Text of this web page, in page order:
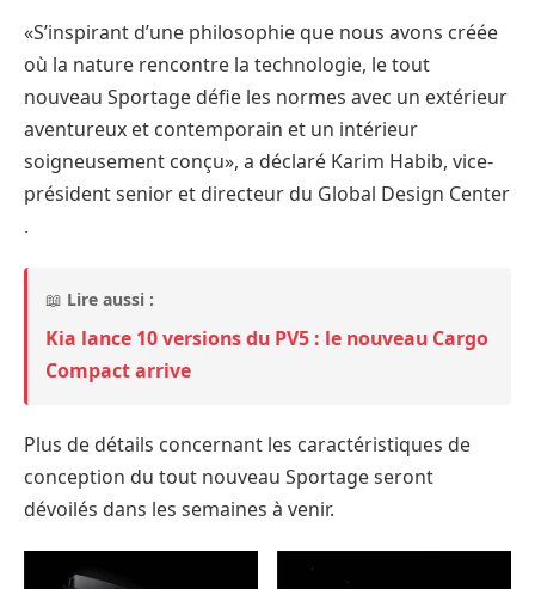
«S’inspirant d’une philosophie que nous avons créée
où la nature rencontre la technologie, le tout
nouveau Sportage défie les normes avec un extérieur
aventureux et contemporain et un intérieur
soigneusement conçu», a déclaré Karim Habib, vice-
président senior et directeur du Global Design Center
.
📖 Lire aussi :
Kia lance 10 versions du PV5 : le nouveau Cargo
Compact arrive
Plus de détails concernant les caractéristiques de
conception du tout nouveau Sportage seront
dévoilés dans les semaines à venir.